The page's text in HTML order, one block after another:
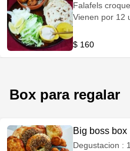
Falafels
Vienen por 12
$ 160
Box para regalar
Big boss box
Degustacion : 1 mini focaccia completa 2 brioche